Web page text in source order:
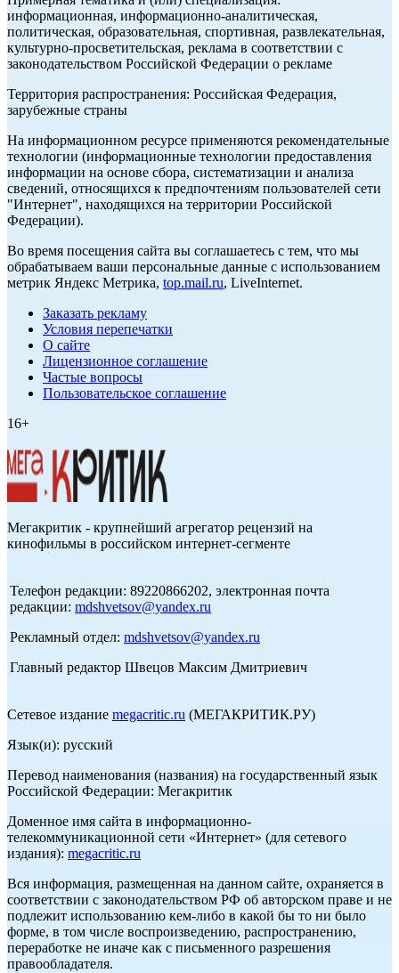
информационная, информационно-аналитическая,
политическая, образовательная, спортивная, развлекательная,
культурно-просветительская, реклама в соответствии с
законодательством Российской Федерации о рекламе
Территория распространения: Российская Федерация,
зарубежные страны
На информационном ресурсе применяются рекомендательные
технологии (информационные технологии предоставления
информации на основе сбора, систематизации и анализа
сведений, относящихся к предпочтениям пользователей сети
"Интернет", находящихся на территории Российской
Федерации).
Во время посещения сайта вы соглашаетесь с тем, что мы
обрабатываем ваши персональные данные с использованием
метрик Яндекс Метрика, top.mail.ru, LiveInternet.
Заказать рекламу
Условия перепечатки
О сайте
Лицензионное соглашение
Частые вопросы
Пользовательское соглашение
16+
Мегакритик - крупнейший агрегатор рецензий на
кинофильмы в российском интернет-сегменте
Телефон редакции: 89220866202, электронная почта
редакции: mdshvetsov@yandex.ru
Рекламный отдел: mdshvetsov@yandex.ru
Главный редактор Швецов Максим Дмитриевич
Сетевое издание megacritic.ru (МЕГАКРИТИК.РУ)
Язык(и): русский
Перевод наименования (названия) на государственный язык
Российской Федерации: Мегакритик
Доменное имя сайта в информационно-
телекоммуникационной сети «Интернет» (для сетевого
издания): megacritic.ru
Вся информация, размещенная на данном сайте, охраняется в
соответствии с законодательством РФ об авторском праве и не
подлежит использованию кем-либо в какой бы то ни было
форме, в том числе воспроизведению, распространению,
переработке не иначе как с письменного разрешения
правообладателя.